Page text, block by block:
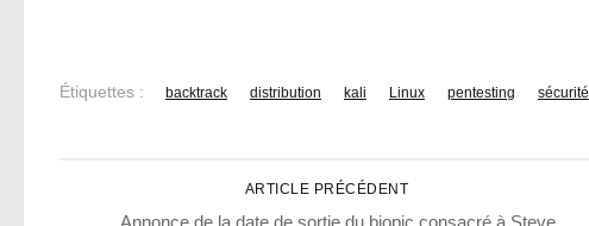
Étiquettes : backtrack distribution kali Linux pentesting sécurité
ARTICLE PRÉCÉDENT